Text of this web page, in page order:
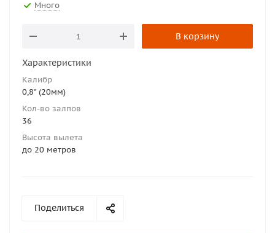
Много
В корзину
Характеристики
Калибр
0,8" (20мм)
Кол-во залпов
36
Высота вылета
до 20 метров
Поделиться